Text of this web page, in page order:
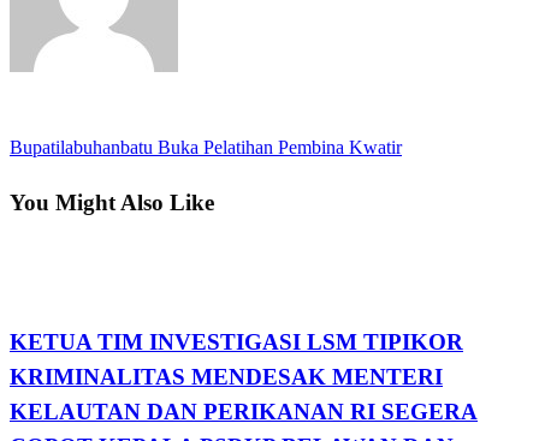
Navigasi
pos
Next
Bupatilabuhanbatu Buka Pelatihan Pembina Kwatir
You Might Also Like
KETUA TIM INVESTIGASI LSM TIPIKOR
KRIMINALITAS MENDESAK MENTERI
KELAUTAN DAN PERIKANAN RI SEGERA